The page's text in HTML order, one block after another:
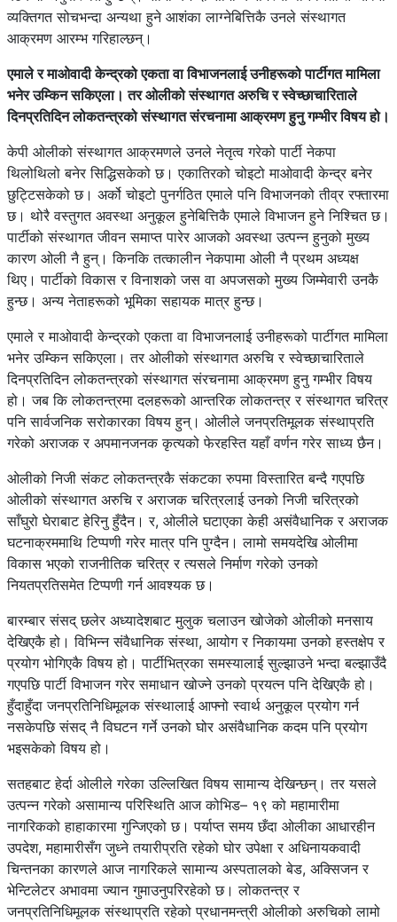
व्यक्तिगत सोचभन्दा अन्यथा हुने आशंका लाग्नेबित्तिकै उनले संस्थागत
आक्रमण आरम्भ गरिहाल्छन्।
एमाले र माओवादी केन्द्रको एकता वा विभाजनलाई उनीहरूको पार्टीगत मामिला
भनेर उम्किन सकिएला। तर ओलीको संस्थागत अरुचि र स्वेच्छाचारिताले
दिनप्रतिदिन लोकतन्त्रको संस्थागत संरचनामा आक्रमण हुनु गम्भीर विषय हो।
केपी ओलीको संस्थागत आक्रमणले उनले नेतृत्व गरेको पार्टी नेकपा
थिलोथिलो बनेर सिद्धिसकेको छ। एकातिरको चोइटो माओवादी केन्द्र बनेर
छुट्टिसकेको छ। अर्को चोइटो पुनर्गठित एमाले पनि विभाजनको तीव्र रफ्तारमा
छ। थोरै वस्तुगत अवस्था अनुकूल हुनेबित्तिकै एमाले विभाजन हुने निश्चित छ।
पार्टीको संस्थागत जीवन समाप्त पारेर आजको अवस्था उत्पन्न हुनुको मुख्य
कारण ओली नै हुन्। किनकि तत्कालीन नेकपामा ओली नै प्रथम अध्यक्ष
थिए। पार्टीको विकास र विनाशको जस वा अपजसको मुख्य जिम्मेवारी उनकै
हुन्छ। अन्य नेताहरूको भूमिका सहायक मात्र हुन्छ।
एमाले र माओवादी केन्द्रको एकता वा विभाजनलाई उनीहरूको पार्टीगत मामिला
भनेर उम्किन सकिएला। तर ओलीको संस्थागत अरुचि र स्वेच्छाचारिताले
दिनप्रतिदिन लोकतन्त्रको संस्थागत संरचनामा आक्रमण हुनु गम्भीर विषय
हो। जब कि लोकतन्त्रमा दलहरूको आन्तरिक लोकतन्त्र र संस्थागत चरित्र
पनि सार्वजनिक सरोकारका विषय हुन्। ओलीले जनप्रतिमूलक संस्थाप्रति
गरेको अराजक र अपमानजनक कृत्यको फेरहस्ति यहाँ वर्णन गरेर साध्य छैन।
ओलीको निजी संकट लोकतन्त्रकै संकटका रुपमा विस्तारित बन्दै गएपछि
ओलीको संस्थागत अरुचि र अराजक चरित्रलाई उनको निजी चरित्रको
साँघुरो घेराबाट हेरिनु हुँदैन। र, ओलीले घटाएका केही असंवैधानिक र अराजक
घटनाक्रममाथि टिप्पणी गरेर मात्र पनि पुग्दैन। लामो समयदेखि ओलीमा
विकास भएको राजनीतिक चरित्र र त्यसले निर्माण गरेको उनको
नियतप्रतिसमेत टिप्पणी गर्न आवश्यक छ।
बारम्बार संसद् छलेर अध्यादेशबाट मुलुक चलाउन खोजेको ओलीको मनसाय
देखिएकै हो। विभिन्न संवैधानिक संस्था, आयोग र निकायमा उनको हस्तक्षेप र
प्रयोग भोगिएकै विषय हो। पार्टीभित्रका समस्यालाई सुल्झाउने भन्दा बल्झाउँदै
गएपछि पार्टी विभाजन गरेर समाधान खोज्ने उनको प्रयत्न पनि देखिएकै हो।
हुँदाहुँदा जनप्रतिनिधिमूलक संस्थालाई आफ्नो स्वार्थ अनुकूल प्रयोग गर्न
नसकेपछि संसद् नै विघटन गर्ने उनको घोर असंवैधानिक कदम पनि प्रयोग
भइसकेको विषय हो।
सतहबाट हेर्दा ओलीले गरेका उल्लिखित विषय सामान्य देखिन्छन्। तर यसले
उत्पन्न गरेको असामान्य परिस्थिति आज कोभिड– १९ को महामारीमा
नागरिकको हाहाकारमा गुन्जिएको छ। पर्याप्त समय छँदा ओलीका आधारहीन
उपदेश, महामारीसँग जुध्ने तयारीप्रति रहेको घोर उपेक्षा र अधिनायकवादी
चिन्तनका कारणले आज नागरिकले सामान्य अस्पतालको बेड, अक्सिजन र
भेन्टिलेटर अभावमा ज्यान गुमाउनुपरिरहेको छ। लोकतन्त्र र
जनप्रतिनिधिमूलक संस्थाप्रति रहेको प्रधानमन्त्री ओलीको अरुचिको लामो